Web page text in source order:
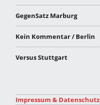
GegenSatz Marburg
Kein Kommentar / Berlin
Versus Stuttgart
Impressum & Datenschutz